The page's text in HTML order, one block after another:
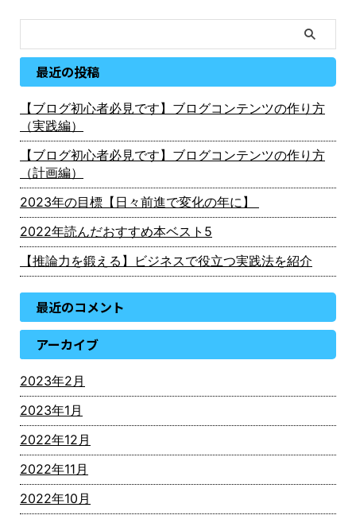
最近の投稿
【ブログ初心者必見です】ブログコンテンツの作り方
（実践編）
【ブログ初心者必見です】ブログコンテンツの作り方
（計画編）
2023年の目標【日々前進で変化の年に】
2022年読んだおすすめ本ベスト5
【推論力を鍛える】ビジネスで役立つ実践法を紹介
最近のコメント
アーカイブ
2023年2月
2023年1月
2022年12月
2022年11月
2022年10月